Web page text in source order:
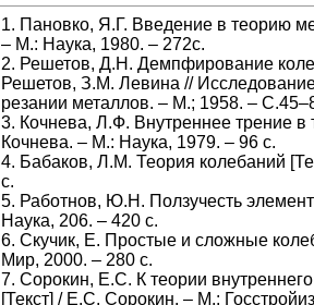
1. Пановко, Я.Г. Введение в теорию
– М.: Наука, 1980. – 272с.
2. Решетов, Д.Н. Демпфирование
Решетов, З.М. Левина //
резании металлов. – М.; 1958. –
3. Кочнева, Л.Ф. Внутреннее трение в
Кочнева. – М.: Наука, 1979. – 96 с.
4. Бабаков, Л.М. Теория колебаний
с.
5. Работнов, Ю.Н. Ползучесть
Наука, 206. – 420 с.
6. Скучик, Е. Простые и сложные
Мир, 2000. – 280 с.
7. Сорокин, Е.С. К теории
[Текст] / Е.С. Сорокин. – М.: